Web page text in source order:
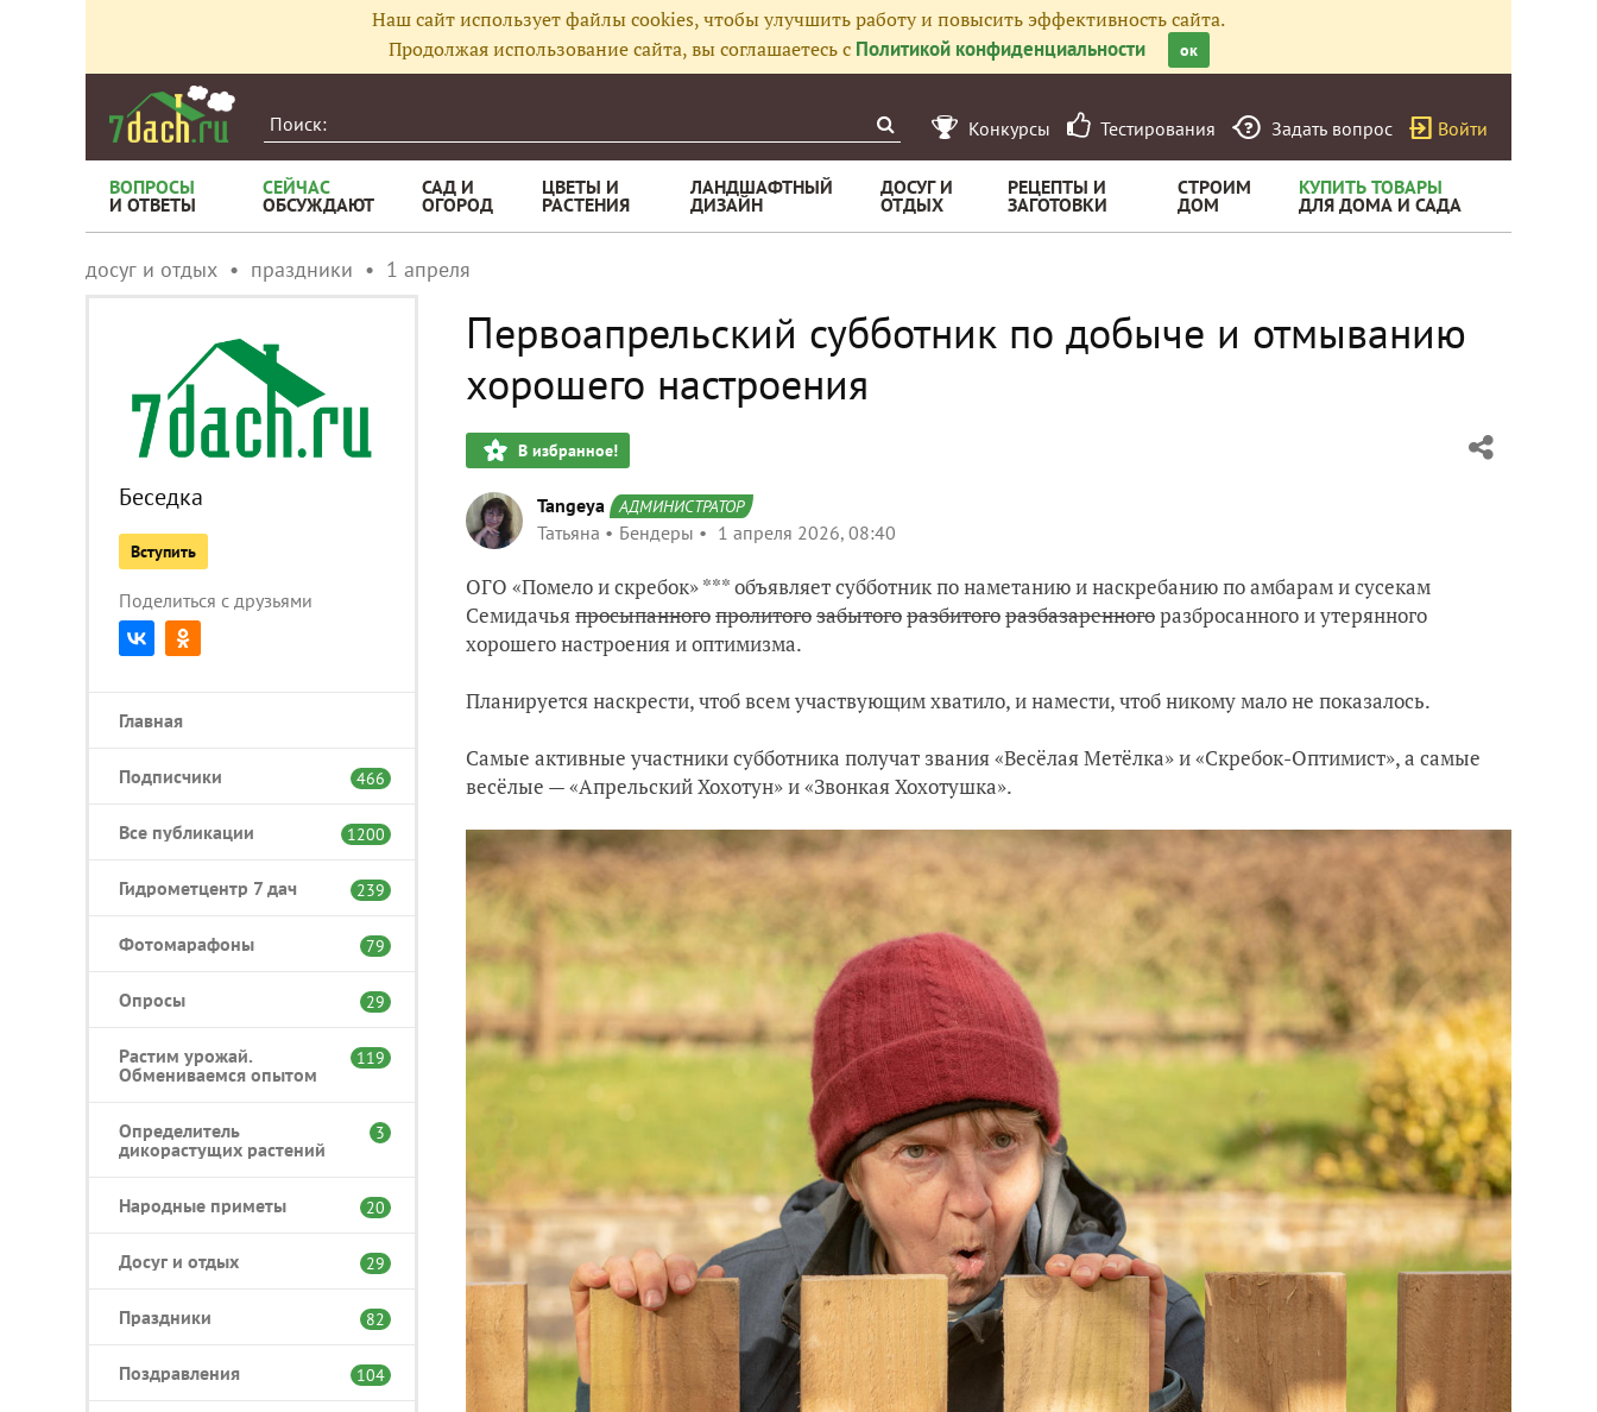
Наш сайт использует файлы cookies, чтобы улучшить работу и повысить эффективность сайта.
Продолжая использование сайта, вы соглашаетесь с Политикой конфиденциальности ок
Конкурсы Тестирования Задать вопрос Войти
ВОПРОСЫ
И ОТВЕТЫ
СЕЙЧАС
ОБСУЖДАЮТ
САД И
ОГОРОД
ЦВЕТЫ И
РАСТЕНИЯ
ЛАНДШАФТНЫЙ
ДИЗАЙН
ДОСУГ И
ОТДЫХ
РЕЦЕПТЫ И
ЗАГОТОВКИ
СТРОИМ
ДОМ
КУПИТЬ ТОВАРЫ
ДЛЯ ДОМА И САДА
досуг и отдых праздники 1 апреля
Беседка
Вступить
Поделиться с друзьями
Главная
Подписчики 466
Все публикации 1200
Гидрометцентр 7 дач 239
Фотомарафоны 79
Опросы 29
Растим урожай.
Обмениваемся опытом
119
Определитель
дикорастущих растений
3
Народные приметы 20
Досуг и отдых 29
Праздники 82
Поздравления 104
Первоапрельский субботник по добыче и отмыванию
хорошего настроения
В избранное!
Tangeya АДМИНИСТРАТОР
Татьяна Бендеры 1 апреля 2026, 08:40
ОГО «Помело и скребок» *** объявляет субботник по наметанию и наскребанию по амбарам и сусекам
Семидачьяпросыпанногопролитогозабытогоразбитогоразбазаренногоразбросанного и утерянного
хорошего настроения и оптимизма.
Планируется наскрести, чтоб всем участвующим хватило, и намести, чтоб никому мало не показалось.
Самые активные участники субботника получат звания «Весёлая Метёлка» и «Скребок-Оптимист», а самые
весёлые — «Апрельский Хохотун» и «Звонкая Хохотушка».